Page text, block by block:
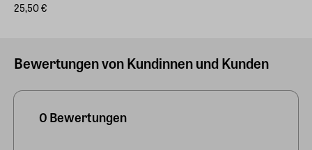
25,50 €
Bewertungen von Kundinnen und Kunden
0 Bewertungen